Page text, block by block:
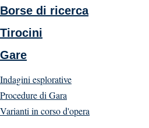
Borse di ricerca
Tirocini
Gare
Indagini esplorative
Procedure di Gara
Varianti in corso d'opera